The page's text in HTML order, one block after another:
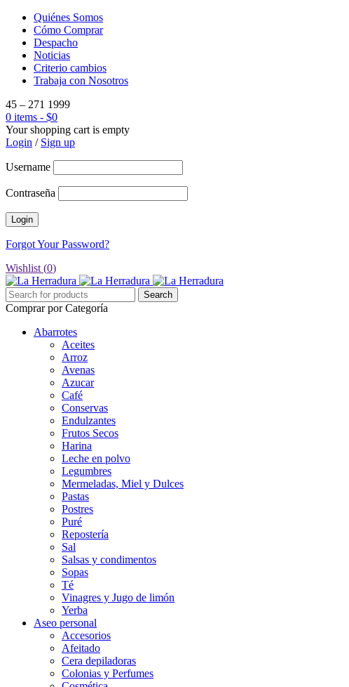
Quiénes Somos
Cómo Comprar
Despacho
Noticias
Criterio cambios
Trabaja con Nosotros
45 – 271 1999
0 items - $0
Your shopping cart is empty
Login / Sign up
Username
Contraseña
Forgot Your Password?
Wishlist (0)
Comprar por Categoría
Abarrotes
Aceites
Arroz
Avenas
Azucar
Café
Conservas
Endulzantes
Frutos Secos
Harina
Leche en polvo
Legumbres
Mermeladas, Miel y Dulces
Pastas
Postres
Puré
Repostería
Sal
Salsas y condimentos
Sopas
Té
Vinagres y Jugo de limón
Yerba
Aseo personal
Accesorios
Afeitado
Cera depiladoras
Colonias y Perfumes